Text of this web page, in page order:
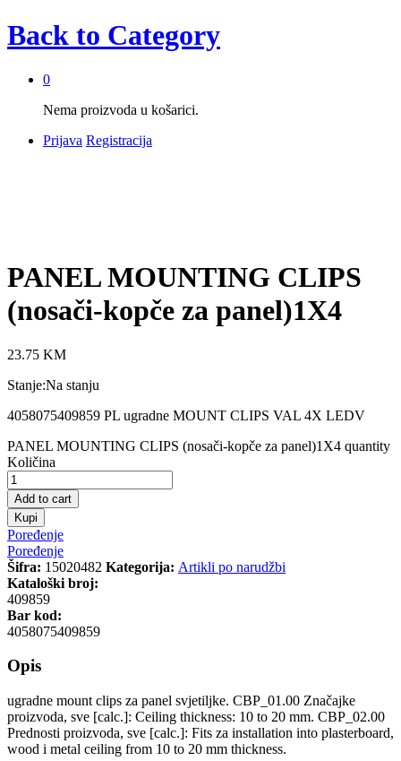
Back to Category
0
Nema proizvoda u košarici.
Prijava Registracija
PANEL MOUNTING CLIPS
(nosači-kopče za panel)1X4
23.75 KM
Stanje:Na stanju
4058075409859 PL ugradne MOUNT CLIPS VAL 4X LEDV
PANEL MOUNTING CLIPS (nosači-kopče za panel)1X4 quantity
Količina
Add to cart
Kupi
Poređenje
Poređenje
Šifra: 15020482 Kategorija: Artikli po narudžbi
Kataloški broj:
409859
Bar kod:
4058075409859
Opis
ugradne mount clips za panel svjetiljke. CBP_01.00 Značajke
proizvoda, sve [calc.]: Ceiling thickness: 10 to 20 mm. CBP_02.00
Prednosti proizvoda, sve [calc.]: Fits za installation into plasterboard,
wood i metal ceiling from 10 to 20 mm thickness.